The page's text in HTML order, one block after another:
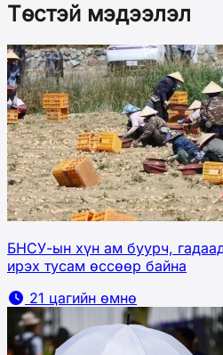
Төстэй мэдээлэл
БНСУ-ын хүн ам буурч,
ирэх тусам өссөөр байна
21 цагийн өмнө